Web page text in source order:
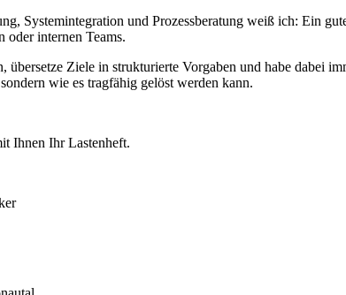
Systemintegration und Prozessberatung weiß ich: Ein
oder internen Teams.
Ziele in strukturierte Vorgaben und habe dabei
wie es tragfähig gelöst werden kann.